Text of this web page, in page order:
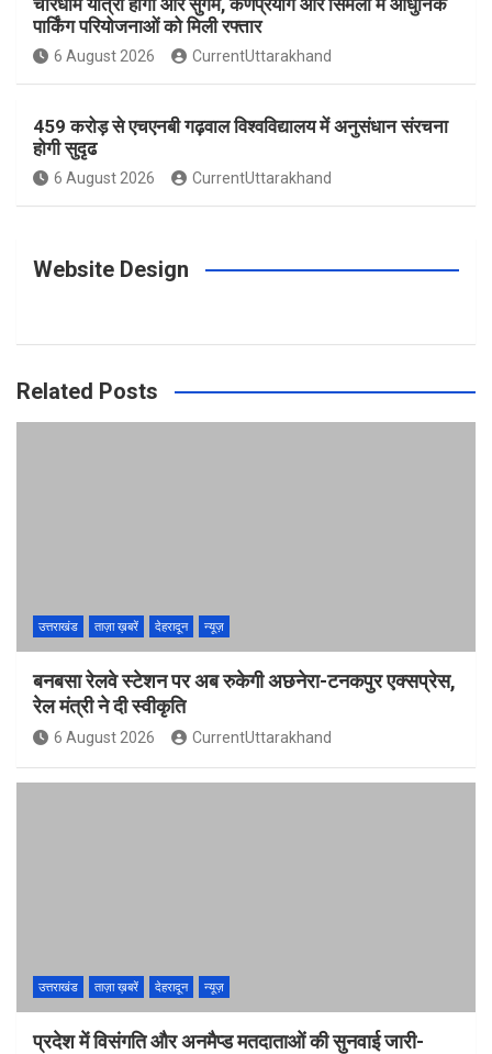
चारधाम यात्रा होगी और सुगम, कर्णप्रयाग और सिमली में आधुनिक
पार्किंग परियोजनाओं को मिली रफ्तार
6 August 2026 CurrentUttarakhand
459 करोड़ से एचएनबी गढ़वाल विश्वविद्यालय में अनुसंधान संरचना
होगी सुदृढ
6 August 2026 CurrentUttarakhand
Website Design
Related Posts
उत्तराखंड ताज़ा ख़बरें देहरादून न्यूज़
बनबसा रेलवे स्टेशन पर अब रुकेगी अछनेरा-टनकपुर एक्सप्रेस,
रेल मंत्री ने दी स्वीकृति
6 August 2026 CurrentUttarakhand
उत्तराखंड ताज़ा ख़बरें देहरादून न्यूज़
प्रदेश में विसंगति और अनमैप्ड मतदाताओं की सुनवाई जारी-